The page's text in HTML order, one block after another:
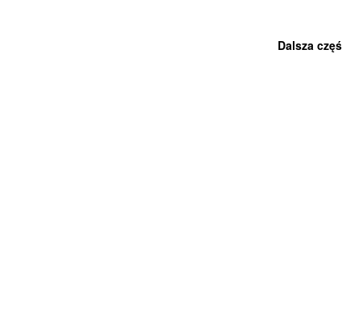
Dalsza